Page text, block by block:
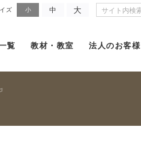
ズ 小 中 大
覧 教材・教室 法人のお客様